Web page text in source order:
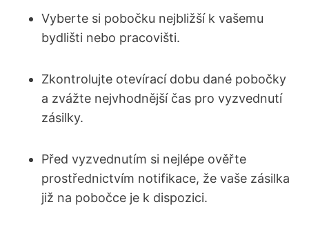
Vyberte si pobočku nejbližší k vašemu
bydlišti nebo pracovišti.
Zkontrolujte otevírací dobu dané pobočky
a zvážte nejvhodnější čas pro vyzvednutí
zásilky.
Před vyzvednutím si nejlépe ověřte
prostřednictvím notifikace, že vaše zásilka
již na pobočce je k dispozici.